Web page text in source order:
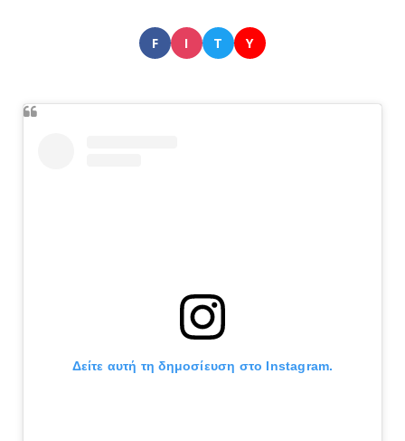
F I T Y
Δείτε αυτή τη δημοσίευση στο Instagram.